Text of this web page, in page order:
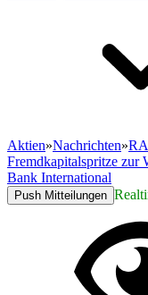
Aktien»Nachrichten»
Fremdkapitalspritze zur
Bank International
Push Mitteilungen